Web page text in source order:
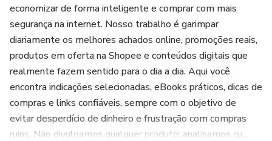
economizar de forma inteligente e comprar com mais
segurança na internet. Nosso trabalho é garimpar
diariamente os melhores achados online, promoções reais,
produtos em oferta na Shopee e conteúdos digitais que
realmente fazem sentido para o dia a dia. Aqui você
encontra indicações selecionadas, eBooks práticos, dicas de
compras e links confiáveis, sempre com o objetivo de
evitar desperdício de dinheiro e frustração com compras
ruins. Não divulgamos qualquer produto: analisamos cu...